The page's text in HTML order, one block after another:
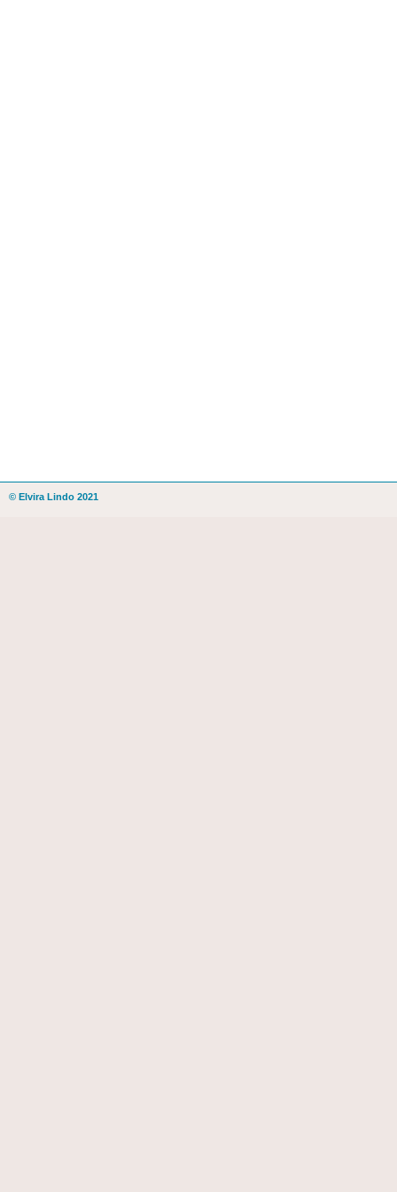
© Elvira Lindo 2021